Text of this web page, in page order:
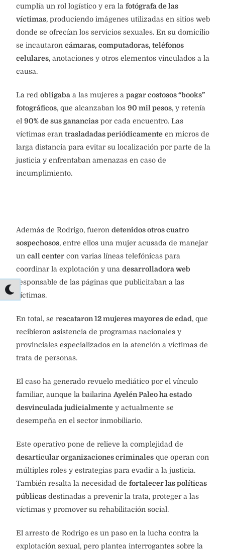
cumplía un rol logístico y era la fotógrafa de las
víctimas, produciendo imágenes utilizadas en sitios web
donde se ofrecían los servicios sexuales. En su domicilio
se incautaron cámaras, computadoras, teléfonos
celulares, anotaciones y otros elementos vinculados a la
causa.
La red obligaba a las mujeres a pagar costosos “books”
fotográficos, que alcanzaban los 90 mil pesos, y retenía
el 90% de sus ganancias por cada encuentro. Las
víctimas eran trasladadas periódicamente en micros de
larga distancia para evitar su localización por parte de la
justicia y enfrentaban amenazas en caso de
incumplimiento.
Además de Rodrigo, fueron detenidos otros cuatro
sospechosos, entre ellos una mujer acusada de manejar
un call center con varias líneas telefónicas para
coordinar la explotación y una desarrolladora web
responsable de las páginas que publicitaban a las
víctimas.
En total, se rescataron 12 mujeres mayores de edad , que
recibieron asistencia de programas nacionales y
provinciales especializados en la atención a víctimas de
trata de personas.
El caso ha generado revuelo mediático por el vínculo
familiar, aunque la bailarina Ayelén Paleo ha estado
desvinculada judicialmente y actualmente se
desempeña en el sector inmobiliario.
Este operativo pone de relieve la complejidad de
desarticular organizaciones criminales que operan con
múltiples roles y estrategias para evadir a la justicia.
También resalta la necesidad de fortalecer las políticas
públicas destinadas a prevenir la trata, proteger a las
víctimas y promover su rehabilitación social.
El arresto de Rodrigo es un paso en la lucha contra la
explotación sexual, pero plantea interrogantes sobre la